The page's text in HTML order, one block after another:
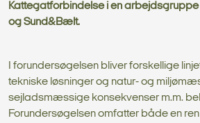
Kattegatforbindelse i en
og Sund&Bælt.
I forundersøgelsen bliver forskellige
tekniske løsninger og natur- og
sejladsmæssige konsekvenser m.m.
Forundersøgelsen omfatter både en